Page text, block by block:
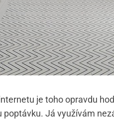
je toho opravdu
poptávku. Já využívám